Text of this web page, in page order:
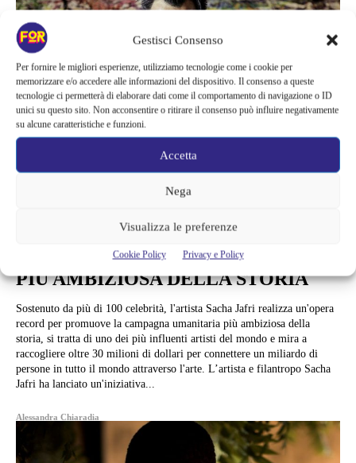
Gestisci Consenso
Per fornire le migliori esperienze, utilizziamo tecnologie come i cookie per
memorizzare e/o accedere alle informazioni del dispositivo. Il consenso a queste
tecnologie ci permetterà di elaborare dati come il comportamento di navigazione o ID
unici su questo sito. Non acconsentire o ritirare il consenso può influire negativamente
su alcune caratteristiche e funzioni.
Accetta
Nega
Visualizza le preferenze
Cookie Policy Privacy e Policy
SACHA JAFRI E L’OPERA RECORD
PER LA CAMPAGNA UMANITARIA
PIÙ AMBIZIOSA DELLA STORIA
Sostenuto da più di 100 celebrità, l'artista Sacha Jafri realizza un'opera
record per promuove la campagna umanitaria più ambiziosa della
storia, si tratta di uno dei più influenti artisti del mondo e mira a
raccogliere oltre 30 milioni di dollari per connettere un miliardo di
persone in tutto il mondo attraverso l'arte. L’artista e filantropo Sacha
Jafri ha lanciato un'iniziativa...
Alessandra Chiaradia